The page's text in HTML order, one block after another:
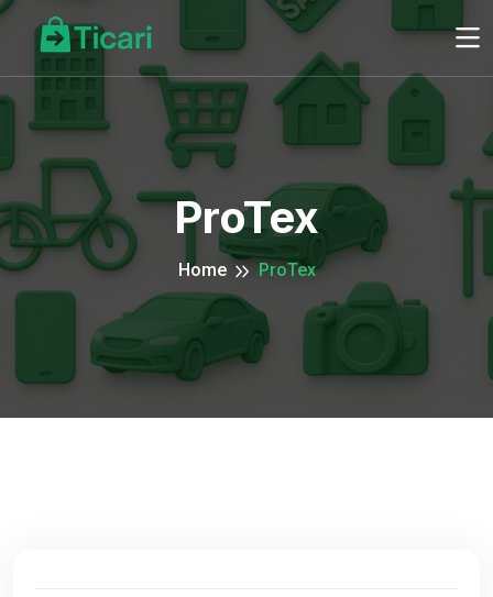
ProTex
Home ProTex